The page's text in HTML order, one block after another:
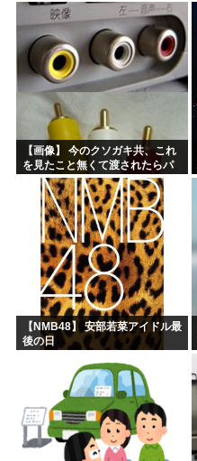
録レポ】
【画像】 今のクソガキ共、これ
を見たこと無くて渡されたらパ
ニクるらしいｗｗｗｗｗｗｗｗ
ｗｗｗｗｗ
【NMB48】 安部若菜アイドル最
後の日